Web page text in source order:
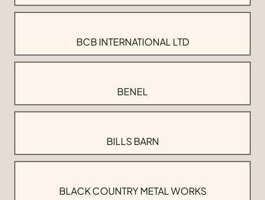
BCB INTERNATIONAL LTD
BENEL
BILLS BARN
BLACK COUNTRY METAL WORKS